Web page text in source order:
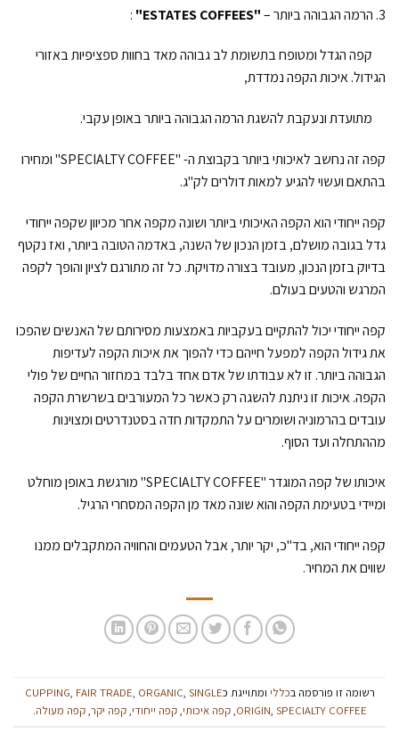
3. הרמה הגבוהה ביותר – "ESTATES COFFEES"
:
קפה הגדל ומטופח בתשומת לב גבוהה מאד בחוות ספציפיות באזורי
הגידול. איכות הקפה נמדדת,
מתועדת ונעקבת להשגת הרמה הגבוהה ביותר באופן עקבי.
קפה זה נחשב לאיכותי ביותר בקבוצת ה- "SPECIALTY COFFEE" ומחירו
בהתאם ועשוי להגיע למאות דולרים לק"ג.
קפה ייחודי הוא הקפה האיכותי ביותר ושונה מקפה אחר מכיוון שקפה ייחודי
גדל בגובה מושלם, בזמן הנכון של השנה, באדמה הטובה ביותר, ואז נקטף
בדיוק בזמן הנכון, מעובד בצורה מדויקת. כל זה מתורגם לציון והופך לקפה
המרגש והטעים בעולם.
קפה ייחודי יכול להתקיים בעקביות באמצעות מסירותם של האנשים שהפכו
את גידול הקפה למפעל חייהם כדי להפוך את איכות הקפה לעדיפות
הגבוהה ביותר. זו לא עבודתו של אדם אחד בלבד במחזור החיים של פולי
הקפה. איכות זו ניתנת להשגה רק כאשר כל המעורבים בשרשרת הקפה
עובדים בהרמוניה ושומרים על התמקדות חדה בסטנדרטים ומצוינות
מההתחלה ועד הסוף.
איכותו של קפה המוגדר "SPECIALTY COFFEE" מורגשת באופן מוחלט
ומיידי בטעימת הקפה והוא שונה מאד מן הקפה המסחרי הרגיל.
קפה ייחודי הוא, בד"כ, יקר יותר, אבל הטעמים והחוויה המתקבלים ממנו
שווים את המחיר.
רשומה זו פורסמה בכללי ומתוייגת כ CUPPING, FAIR TRADE, ORGANIC, SINGLE
ORIGIN, SPECIALTY COFFEE
,קפה איכותי,קפה ייחודי,קפה יקר,קפה מעולה.